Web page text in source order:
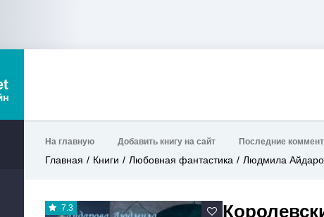
На главную Добавить книгу на сайт Последние
Главная Книги Любовная фантастика Людмила
7.3